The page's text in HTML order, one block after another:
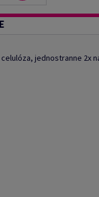
jednostranne 2x